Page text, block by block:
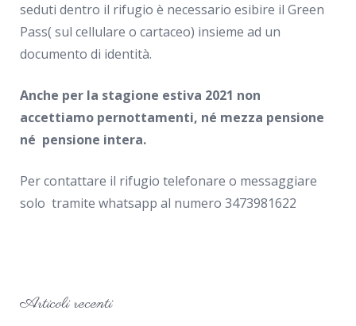
seduti dentro il rifugio è necessario esibire il Green
Pass( sul cellulare o cartaceo) insieme ad un
documento di identità.
Anche per la stagione estiva 2021 non
accettiamo pernottamenti, né mezza pensione
né pensione intera.
Per contattare il rifugio telefonare o messaggiare
solo tramite whatsapp al numero 3473981622
Articoli recenti